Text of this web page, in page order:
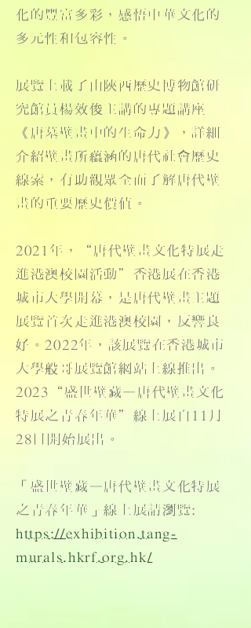
化的豐富多彩，感悟中華文化的
多元性和包容性。
展覽上載了由陜西歷史博物館研
究館員楊效俊主講的專題講座
《唐墓壁畫中的生命力》，詳細
介紹壁畫所蘊涵的唐代社會歷史
線索，有助觀眾全面了解唐代壁
畫的重要歷史價值。
2021年，“唐代壁畫文化特展走
進港澳校園活動”香港展在香港
城市大學開幕，是唐代壁畫主題
展覽首次走進港澳校園，反響良
好。2022年，該展覽在香港城市
大學般哥展覽館網站上線推出。
2023“盛世壁藏—唐代壁畫文化
特展之青春年華”線上展自11月
28日開始展出。
「盛世壁藏—唐代壁畫文化特展
之青春年華」線上展請瀏覽:
https://exhibition.tang-
murals.hkrf.org.hk/